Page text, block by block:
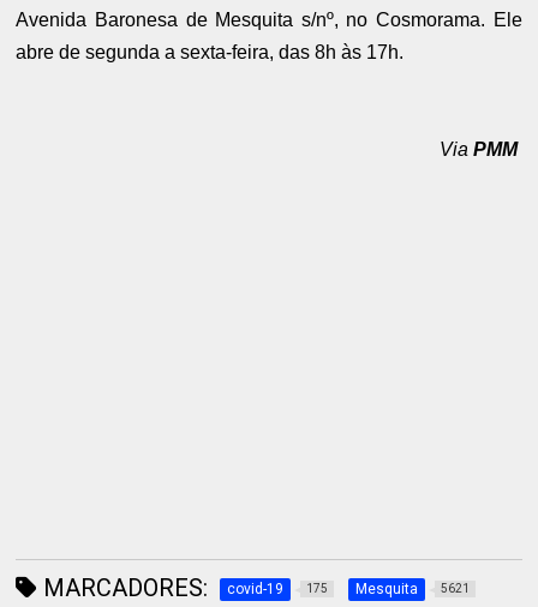
Avenida Baronesa de Mesquita s/nº, no Cosmorama. Ele
abre de segunda a sexta-feira, das 8h às 17h.
Via PMM
MARCADORES: covid-19 175 Mesquita 5621